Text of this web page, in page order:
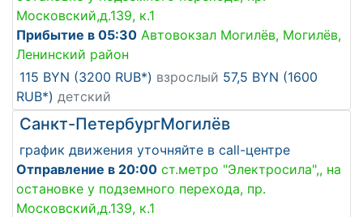
Московский,д.139, к.1
Прибытие в 05:30 Автовокзал Могилёв, Могилёв,
Ленинский район
115 BYN (3200 RUB*) взрослый 57,5 BYN (1600
RUB*) детский
Санкт-ПетербургМогилёв
график движения уточняйте в call-центре
Отправление в 20:00 ст.метро "Электросила",, на
остановке у подземного перехода, пр.
Московский,д.139, к.1